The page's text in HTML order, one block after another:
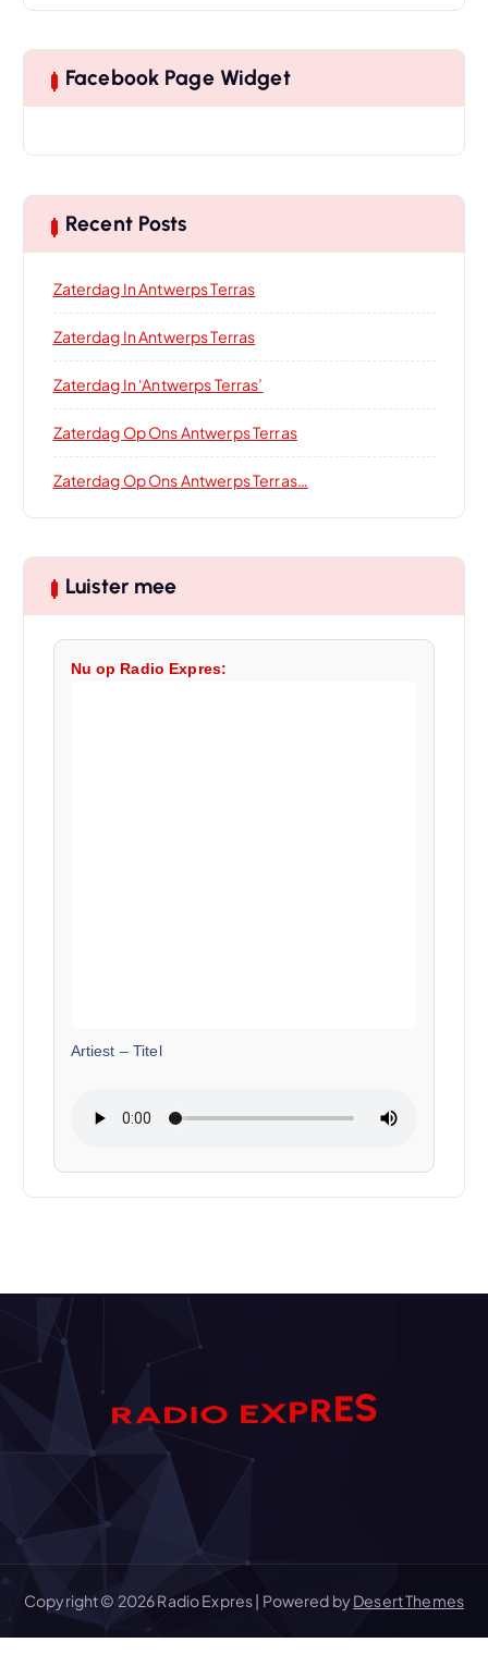
Facebook Page Widget
Recent Posts
Zaterdag In Antwerps Terras
Zaterdag In Antwerps Terras
Zaterdag In ‘Antwerps Terras’
Zaterdag Op Ons Antwerps Terras
Zaterdag Op Ons Antwerps Terras…
Luister mee
Nu op Radio Expres:
Artiest – Titel
RADIO EXPRES
Copyright © 2026 Radio Expres | Powered byDesert Themes